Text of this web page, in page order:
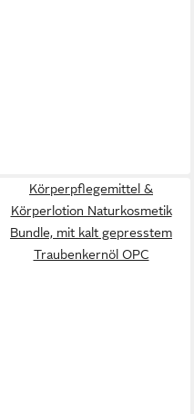
Körperpflegemittel &
Körperlotion Naturkosmetik
Bundle, mit kalt gepresstem
Traubenkernöl OPC